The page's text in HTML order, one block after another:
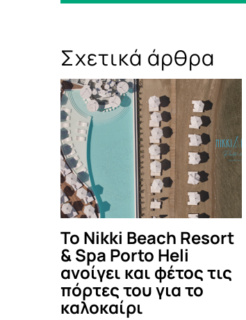
Σχετικά άρθρα
Resort
τις
Με τα βραβεία
ολοκληρώνεται το
CineDoc
April 29th, 2026